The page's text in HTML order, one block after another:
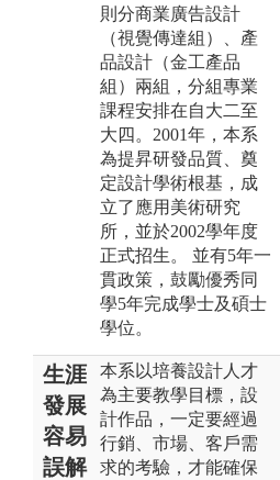
則分商業廣告設計
（視覺傳達組）、產
品設計（金工產品
組）兩組，分組專業
課程安排在自大二至
大四。2001年，本系
為提昇研發品質、奠
定設計學術根基，成
立了應用美術研究
所，並於2002學年度
正式招生。 並有5年一
貫政策，鼓勵優秀同
學5年完成學士及碩士
學位。
生涯
發展
容易
誤解
本系以培養設計人才
為主要教學目標，設
計作品，一定要經過
行銷、市場、客戶需
求的考驗，才能確保